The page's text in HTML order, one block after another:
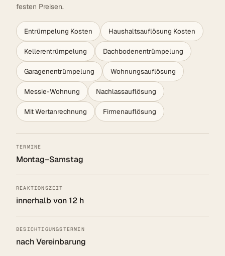
festen Preisen.
Entrümpelung Kosten Haushaltsauflösung Kosten
Kellerentrümpelung Dachbodenentrümpelung
Garagenentrümpelung Wohnungsauflösung
Messie-Wohnung Nachlassauflösung
Mit Wertanrechnung Firmenauflösung
TERMINE
Montag–Samstag
REAKTIONSZEIT
innerhalb von 12 h
BESICHTIGUNGSTERMIN
nach Vereinbarung